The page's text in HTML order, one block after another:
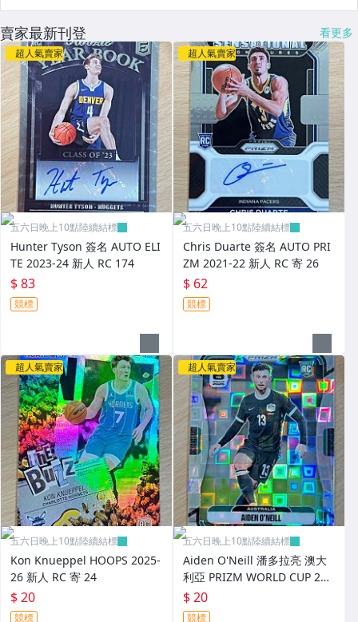
賣家最新刊登 看更多
超人氣賣家
五六日晚上10點陸續結標
Hunter Tyson 簽名 AUTO ELI
TE 2023-24 新人 RC 174
$ 83
競標
超人氣賣家
五六日晚上10點陸續結標
Chris Duarte 簽名 AUTO PRI
ZM 2021-22 新人 RC 寄 26
$ 62
競標
超人氣賣家
五六日晚上10點陸續結標
Kon Knueppel HOOPS 2025-
26 新人 RC 寄 24
$ 20
競標
超人氣賣家
五六日晚上10點陸續結標
Aiden O'Neill 潘多拉亮 澳大
利亞 PRIZM WORLD CUP 202
6 世界杯 新人 RC 寄 25
$ 20
競標